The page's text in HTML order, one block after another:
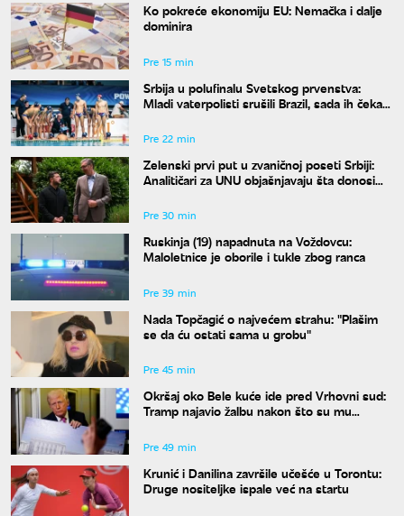
Ko pokreće ekonomiju EU: Nemačka i dalje
dominira
Pre 15 min
Srbija u polufinalu Svetskog prvenstva:
Mladi vaterpolisti srušili Brazil, sada ih čeka
Pre 22 min
Zelenski prvi put u zvaničnoj poseti Srbiji:
Analitičari za UNU objašnjavaju šta donosi
Moskva
Pre 30 min
Ruskinja (19) napadnuta na Voždovcu:
Maloletnice je oborile i tukle zbog ranca
Pre 39 min
Nada Topčagić o najvećem strahu: "Plašim
se da ću ostati sama u grobu"
Pre 45 min
Okršaj oko Bele kuće ide pred Vrhovni sud:
Tramp najavio žalbu nakon što su mu
Pre 49 min
Krunić i Danilina završile učešće u Torontu:
Druge nositeljke ispale već na startu